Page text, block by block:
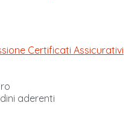
Certificati Assicurativi
aderenti